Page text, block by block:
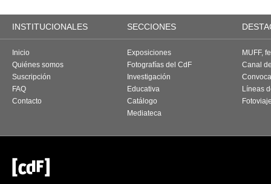
INSTITUCIONALES SECCIONES
Inicio
Quiénes somos
Suscripción
FAQ
Contacto
Exposiciones
Fotografías del CdF
Investigación
Educativa
Catálogo
Mediateca
MUFF,
Canal
Líneas